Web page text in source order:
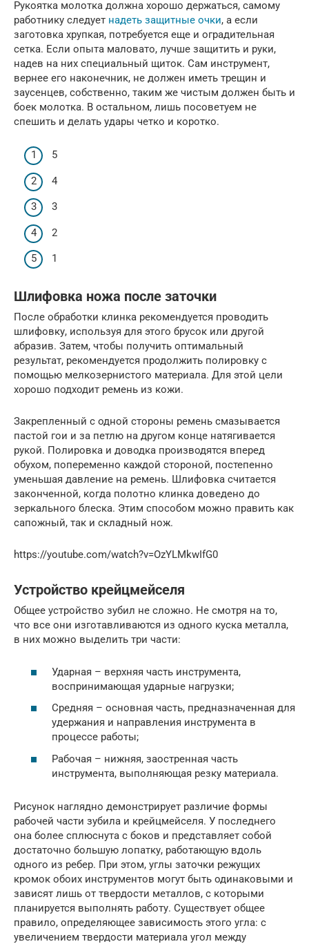
Рукоятка молотка должна хорошо держаться, самому
работнику следует надеть защитные очки, а если
заготовка хрупкая, потребуется еще и оградительная
сетка. Если опыта маловато, лучше защитить и руки,
надев на них специальный щиток. Сам инструмент,
вернее его наконечник, не должен иметь трещин и
заусенцев, собственно, таким же чистым должен быть и
боек молотка. В остальном, лишь посоветуем не
спешить и делать удары четко и коротко.
5
4
3
2
1
Шлифовка ножа после заточки
После обработки клинка рекомендуется проводить
шлифовку, используя для этого брусок или другой
абразив. Затем, чтобы получить оптимальный
результат, рекомендуется продолжить полировку с
помощью мелкозернистого материала. Для этой цели
хорошо подходит ремень из кожи.
Закрепленный с одной стороны ремень смазывается
пастой гои и за петлю на другом конце натягивается
рукой. Полировка и доводка производятся вперед
обухом, попеременно каждой стороной, постепенно
уменьшая давление на ремень. Шлифовка считается
законченной, когда полотно клинка доведено до
зеркального блеска. Этим способом можно править как
сапожный, так и складный нож.
https://youtube.com/watch?v=OzYLMkwIfG0
Устройство крейцмейселя
Общее устройство зубил не сложно. Не смотря на то,
что все они изготавливаются из одного куска металла,
в них можно выделить три части:
Ударная – верхняя часть инструмента,
воспринимающая ударные нагрузки;
Средняя – основная часть, предназначенная для
удержания и направления инструмента в
процессе работы;
Рабочая – нижняя, заостренная часть
инструмента, выполняющая резку материала.
Рисунок наглядно демонстрирует различие формы
рабочей части зубила и крейцмейселя. У последнего
она более сплюснута с боков и представляет собой
достаточно большую лопатку, работающую вдоль
одного из ребер. При этом, углы заточки режущих
кромок обоих инструментов могут быть одинаковыми и
зависят лишь от твердости металлов, с которыми
планируется выполнять работу. Существует общее
правило, определяющее зависимость этого угла: с
увеличением твердости материала угол между